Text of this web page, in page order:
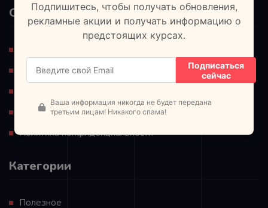
Ознакомьтесь
Блог
Обучающие материалы
Политика конфиденциальности
Категории
Полезное
Подпишитесь, чтобы получать обновления,
рекламные акции и получать информацию о
предстоящих курсах.
Подписаться
сейчас
Ваша информация никогда не будет передана
третьим лицам! Никакого спама!